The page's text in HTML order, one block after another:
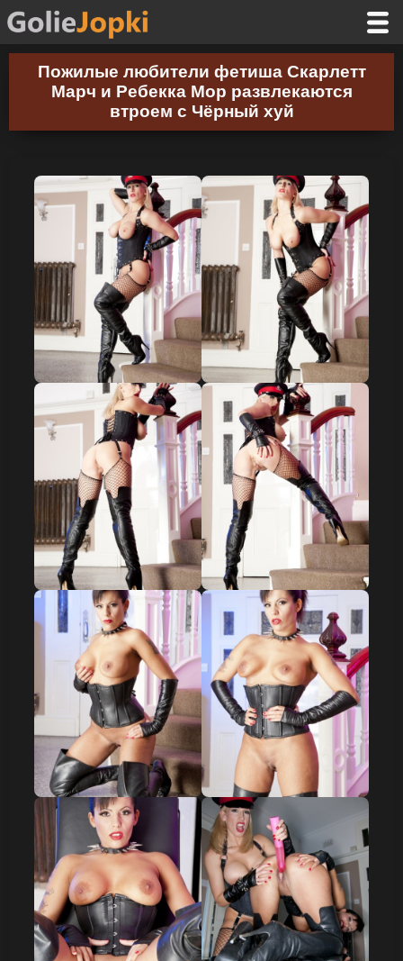
Пожилые любители фетиша Скарлетт
Марч и Ребекка Мор развлекаются
втроем с Чёрный хуй